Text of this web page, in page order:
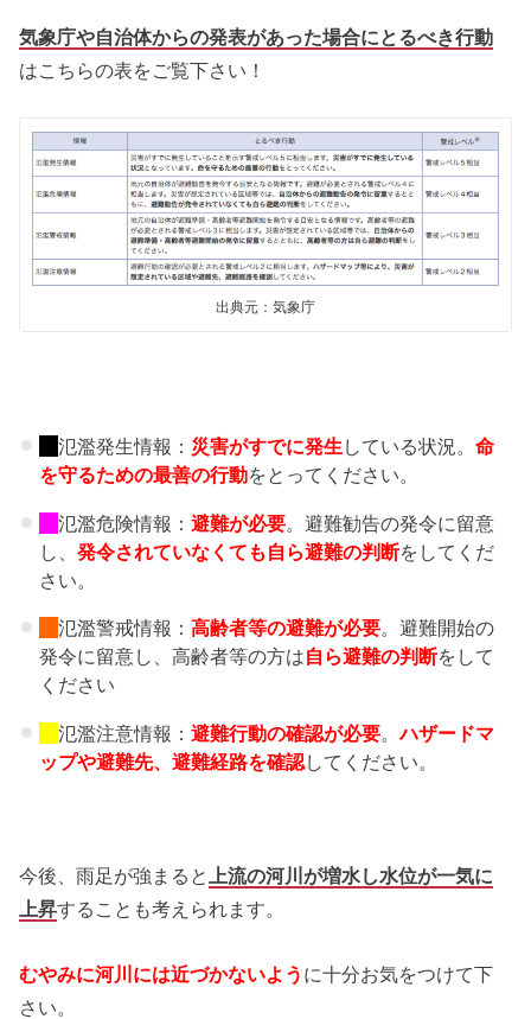
気象庁や自治体からの発表があった場合にとるべき行動
はこちらの表をご覧下さい！
出典元：気象庁
氾濫発生情報： 災害がすでに発生 している状況。 命
を守るための最善の行動をとってください。
氾濫危険情報： 避難が必要。避難勧告の発令に留意
し、 発令されていなくても自ら避難の判断をしてくだ
さい。
氾濫警戒情報： 高齢者等の避難が必要。避難開始の
発令に留意し、高齢者等の方は自ら避難の判断をして
ください
氾濫注意情報： 避難行動の確認が必要。 ハザードマ
ップや避難先、 避難経路を確認してください。
今後、雨足が強まると
上流の河川が増水し水位が一気に
上昇することも考えられます。
むやみに河川には近づかないよう に十分お気をつけて下
さい。